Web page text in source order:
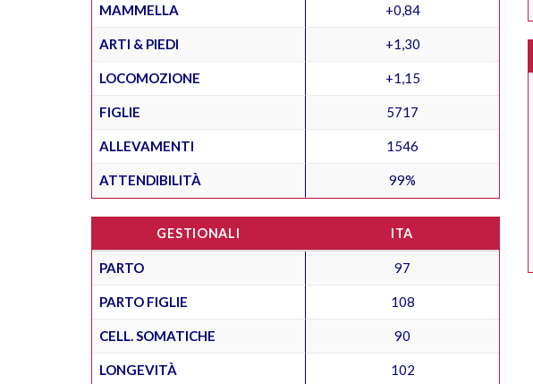
MAMMELLA +0,84
ARTI & PIEDI +1,30
LOCOMOZIONE +1,15
FIGLIE 5717
ALLEVAMENTI 1546
ATTENDIBILITÀ 99%
GESTIONALI ITA
PARTO 97
PARTO FIGLIE 108
CELL. SOMATICHE 90
LONGEVITÀ 102